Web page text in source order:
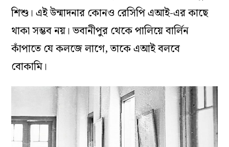
শিশু। এই উন্মাদনার কোনও রেসিপি এআই-এর কাছে
থাকা সম্ভব নয়। ভবানীপুর থেকে পালিয়ে বার্লিন
কাঁপাতে যে কলজে লাগে, তাকে এআই বলবে
বোকামি।